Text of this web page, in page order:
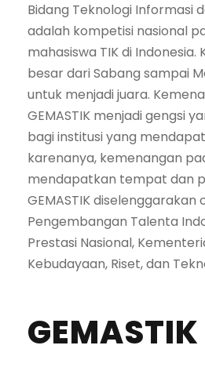
Bidang Teknologi Informasi
adalah kompetisi nasional
mahasiswa TIK di
besar dari Sabang sampai
untuk menjadi juara.
GEMASTIK menjadi gengsi
bagi institusi yang
karenanya, kemenangan
mendapatkan tempat dan
GEMASTIK diselenggarakan
Pengembangan Talenta
Prestasi Nasional,
Kebudayaan, Riset, dan